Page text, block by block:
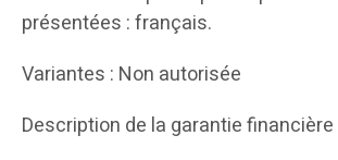
présentées : français.
Variantes : Non autorisée
Description de la garantie financière